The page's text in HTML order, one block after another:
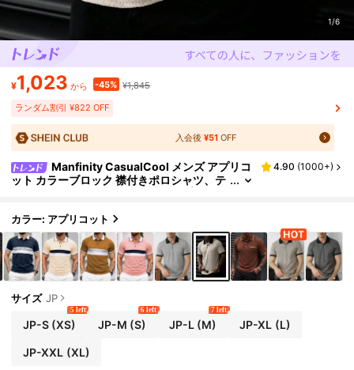
1/6
¥1,023 から -45% ¥1,845
ランダム割引 ¥822 OFF
入会後¥51 OFF
Manfinity CasualCool メンズ アプリコ
ット カラーブロック 襟付きポロシャツ、テ
4.90 (1000+)
カラー: アプリコット
サイズ JP
JP-S(XS)
5 left
JP-M (S)
6 left
JP-L(M)
7 left
JP-XL (L)
JP-XXL (XL)